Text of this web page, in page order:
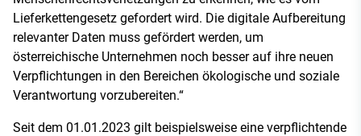
Lieferkettengesetz gefordert wird. Die digitale Aufbereitung
relevanter Daten muss gefördert werden, um
österreichische Unternehmen noch besser auf ihre neuen
Verpflichtungen in den Bereichen ökologische und soziale
Verantwortung vorzubereiten.“
Seit dem 01.01.2023 gilt beispielsweise eine verpflichtende